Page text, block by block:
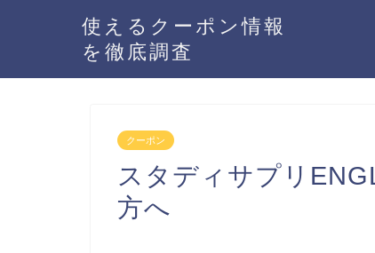
使えるクーポン情報
を徹底調査
クーポン
スタディサプリ
方へ